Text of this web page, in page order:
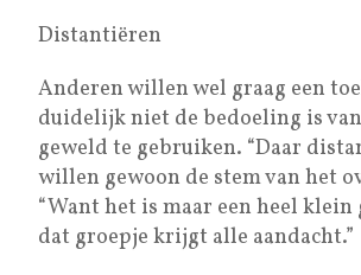
Distantiëren
Anderen willen wel graag een
duidelijk niet de bedoeling is
geweld te gebruiken. “Daar
willen gewoon de stem van het
“Want het is maar een heel
dat groepje krijgt alle aandacht.”